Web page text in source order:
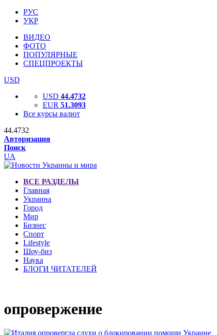
РУС
УКР
ВИДЕО
ФОТО
ПОПУЛЯРНЫЕ
СПЕЦПРОЕКТЫ
USD
USD 44.4732
EUR 51.3093
Все курсы валют
44.4732
Авторизация
Поиск
UA
ВСЕ РАЗДЕЛЫ
Главная
Украина
Город
Мир
Бизнес
Спорт
Lifestyle
Шоу-биз
Наука
БЛОГИ ЧИТАТЕЛЕЙ
опровержение